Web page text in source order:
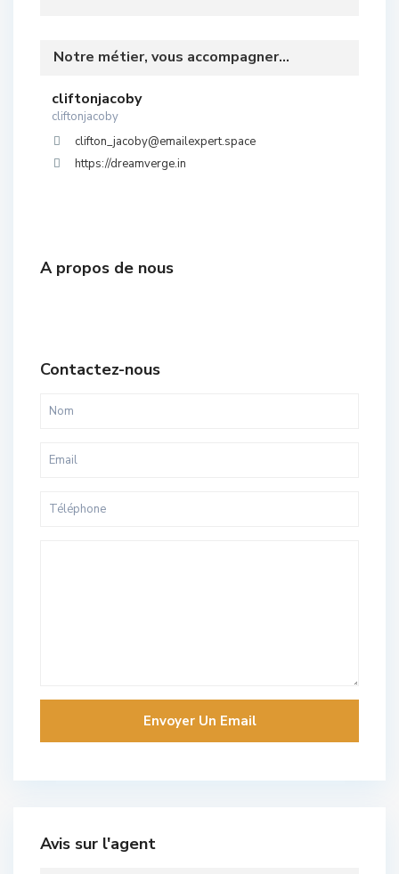
Notre métier, vous accompagner...
cliftonjacoby
cliftonjacoby
clifton_jacoby@emailexpert.space
https://dreamverge.in
A propos de nous
Contactez-nous
Avis sur l'agent